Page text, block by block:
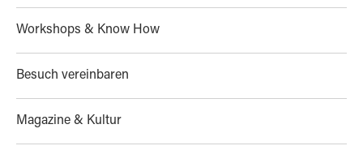
Workshops & Know How
Besuch vereinbaren
Magazine & Kultur